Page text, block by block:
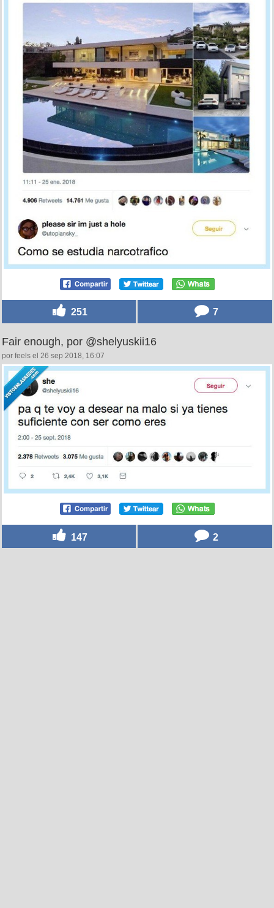
251 7
Fair enough, por @shelyuskii16
por feels el 26 sep 2018, 16:07
147 2